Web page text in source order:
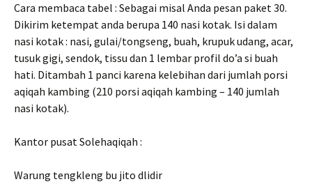
Cara membaca tabel : Sebagai misal Anda pesan paket 30.
Dikirim ketempat anda berupa 140 nasi kotak. Isi dalam
nasi kotak : nasi, gulai/tongseng, buah, krupuk udang, acar,
tusuk gigi, sendok, tissu dan 1 lembar profil do’a si buah
hati. Ditambah 1 panci karena kelebihan dari jumlah porsi
aqiqah kambing (210 porsi aqiqah kambing – 140 jumlah
nasi kotak).
Kantor pusat Solehaqiqah :
Warung tengkleng bu jito dlidir